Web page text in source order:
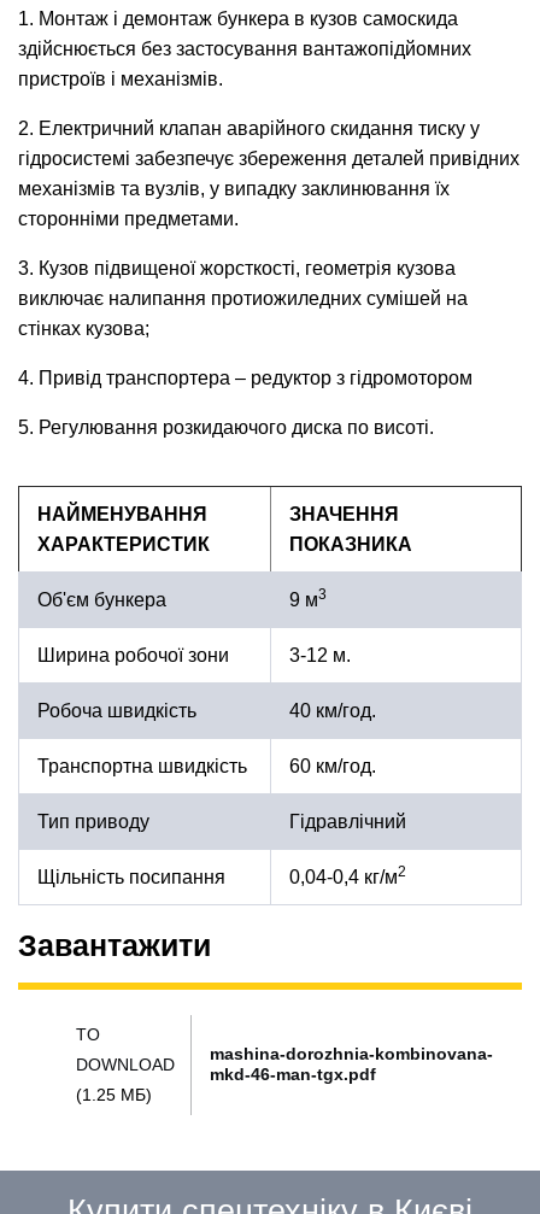
1. Монтаж і демонтаж бункера в кузов самоскида
здійснюється без застосування вантажопідйомних
пристроїв і механізмів.
2. Електричний клапан аварійного скидання тиску у
гідросистемі забезпечує збереження деталей привідних
механізмів та вузлів, у випадку заклинювання їх
сторонніми предметами.
3. Кузов підвищеної жорсткості, геометрія кузова
виключає налипання протиожиледних сумішей на
стінках кузова;
4. Привід транспортера – редуктор з гідромотором
5. Регулювання розкидаючого диска по висоті.
НАЙМЕНУВАННЯ
ХАРАКТЕРИСТИК
ЗНАЧЕННЯ
ПОКАЗНИКА
Об'єм бункера 9 м3
Ширина робочої зони 3-12 м.
Робоча швидкість 40 км/год.
Транспортна швидкість 60 км/год.
Тип приводу Гідравлічний
Щільність посипання 0,04-0,4 кг/м2
Завантажити
TO
DOWNLOAD
(1.25 МБ)
mashina-dorozhnia-kombinovana-
mkd-46-man-tgx.pdf